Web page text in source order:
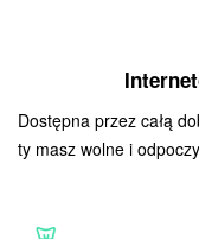
Dostępna przez całą
ty masz wolne i